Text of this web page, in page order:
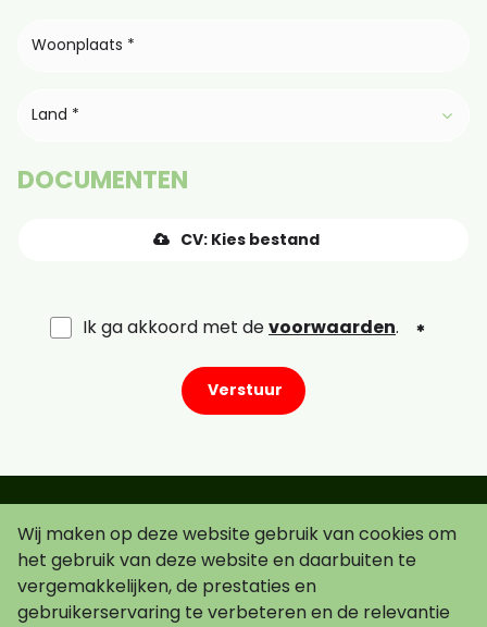
Land *
DOCUMENTEN
CV: Kies bestand
Ik ga akkoord met devoorwaarden.
Verstuur
Schrijf je in voor de nieuwsbrief!
Wij maken op deze website gebruik van cookies om
het gebruik van deze website en daarbuiten te
vergemakkelijken, de prestaties en
gebruikerservaring te verbeteren en de relevantie